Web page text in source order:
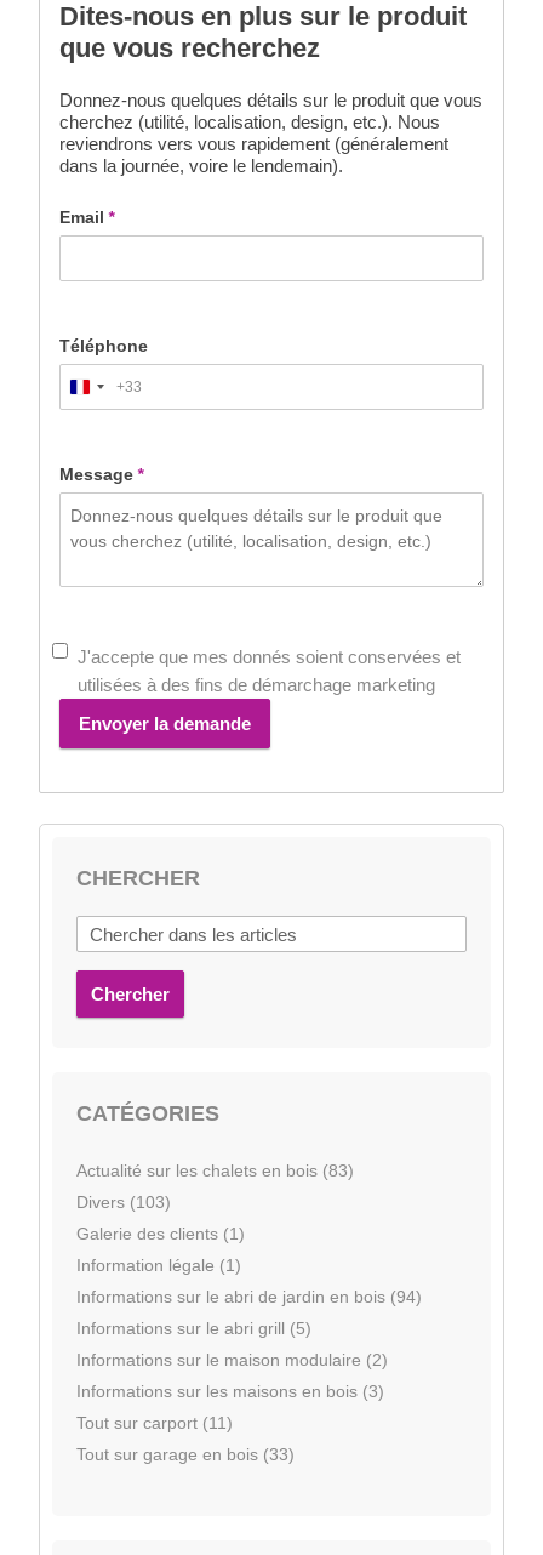
Dites-nous en plus sur le produit
que vous recherchez
Donnez-nous quelques détails sur le produit que vous
cherchez (utilité, localisation, design, etc.). Nous
reviendrons vers vous rapidement (généralement
dans la journée, voire le lendemain).
Email *
Téléphone
France
+33
+33
Message*
J'accepte que mes donnés soient conservées et
utilisées à des fins de démarchage marketing
Envoyer la demande
CHERCHER
Chercher
CATÉGORIES
Actualité sur les chalets en bois (83)
Divers (103)
Galerie des clients (1)
Information légale (1)
Informations sur le abri de jardin en bois (94)
Informations sur le abri grill (5)
Informations sur le maison modulaire (2)
Informations sur les maisons en bois (3)
Tout sur carport (11)
Tout sur garage en bois (33)